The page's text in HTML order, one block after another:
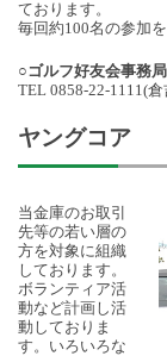
ております。
毎回約100名の参加
○ゴルフ好友会事務局
TEL 0858-22-1111(
ヤングコア
当金庫のお取引
先等の若い層の
方を対象に組織
しております。
ボランティア活
動など計画し活
動しておりま
す。いろいろな